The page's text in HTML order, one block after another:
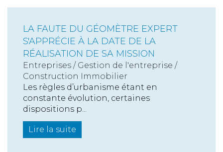
LA FAUTE DU GÉOMÈTRE EXPERT
S'APPRÉCIE À LA DATE DE LA
RÉALISATION DE SA MISSION
Entreprises / Gestion de l'entreprise /
Construction Immobilier
Les règles d’urbanisme étant en
constante évolution, certaines
dispositions p...
Lire la suite